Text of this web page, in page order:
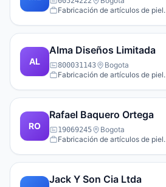
Fabricación de artículos de piel.
AL
Alma Diseños Limitada
800031143
Bogota
Fabricación de artículos de piel.
RO
Rafael Baquero Ortega
19069245
Bogota
Fabricación de artículos de piel.
Jack Y Son Cia Ltda